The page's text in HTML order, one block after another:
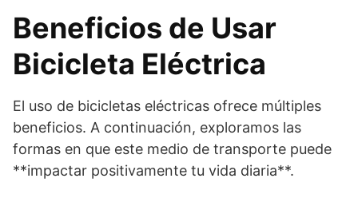
Beneficios de Usar
Bicicleta Eléctrica
El uso de bicicletas eléctricas ofrece múltiples
beneficios. A continuación, exploramos las
formas en que este medio de transporte puede
**impactar positivamente tu vida diaria**.